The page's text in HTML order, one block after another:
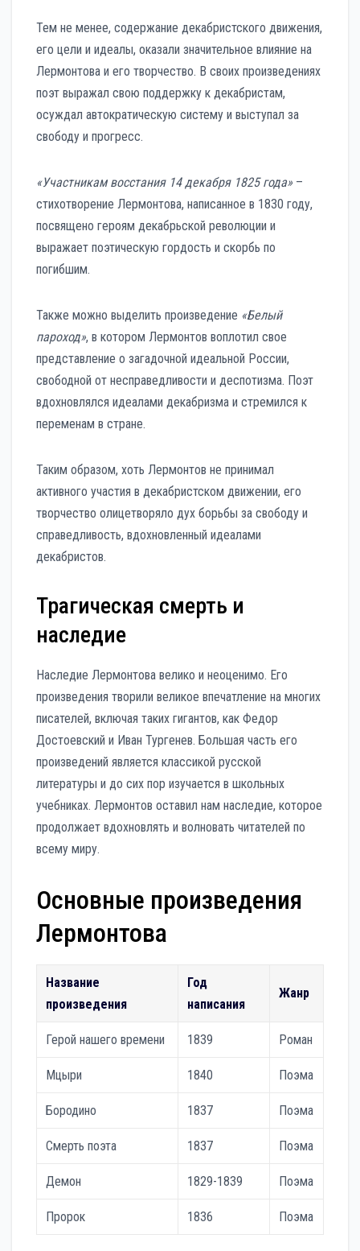
Тем не менее, содержание декабристского движения,
его цели и идеалы, оказали значительное влияние на
Лермонтова и его творчество. В своих произведениях
поэт выражал свою поддержку к декабристам,
осуждал автократическую систему и выступал за
свободу и прогресс.
«Участникам восстания 14 декабря 1825 года» –
стихотворение Лермонтова, написанное в 1830 году,
посвящено героям декабрьской революции и
выражает поэтическую гордость и скорбь по
погибшим.
Также можно выделить произведение «Белый
пароход», в котором Лермонтов воплотил свое
представление о загадочной идеальной России,
свободной от несправедливости и деспотизма. Поэт
вдохновлялся идеалами декабризма и стремился к
переменам в стране.
Таким образом, хоть Лермонтов не принимал
активного участия в декабристском движении, его
творчество олицетворяло дух борьбы за свободу и
справедливость, вдохновленный идеалами
декабристов.
Трагическая смерть и
наследие
Наследие Лермонтова велико и неоценимо. Его
произведения творили великое впечатление на многих
писателей, включая таких гигантов, как Федор
Достоевский и Иван Тургенев. Большая часть его
произведений является классикой русской
литературы и до сих пор изучается в школьных
учебниках. Лермонтов оставил нам наследие, которое
продолжает вдохновлять и волновать читателей по
всему миру.
Основные произведения
Лермонтова
Название
произведения
Год
написания
Жанр
Герой нашего времени 1839 Роман
Мцыри 1840 Поэма
Бородино 1837 Поэма
Смерть поэта 1837 Поэма
Демон 1829-1839 Поэма
Пророк 1836 Поэма